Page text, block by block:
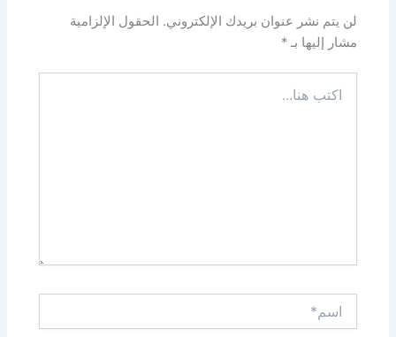
لن يتم نشر عنوان بريدك الإلكتروني. الحقول الإلزامية
مشار إليها بـ*
هنا...